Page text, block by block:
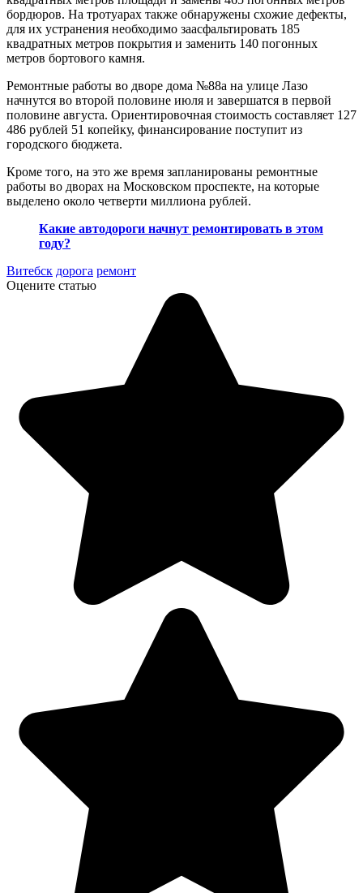
бордюров. На тротуарах также обнаружены схожие дефекты,
для их устранения необходимо заасфальтировать 185
квадратных метров покрытия и заменить 140 погонных
метров бортового камня.
Ремонтные работы во дворе дома №88а на улице Лазо
начнутся во второй половине июля и завершатся в первой
половине августа. Ориентировочная стоимость составляет 127
486 рублей 51 копейку, финансирование поступит из
городского бюджета.
Кроме того, на это же время запланированы ремонтные
работы во дворах на Московском проспекте, на которые
выделено около четверти миллиона рублей.
Какие автодороги начнут ремонтировать в этом
году?
Витебск дорога ремонт
Оцените статью